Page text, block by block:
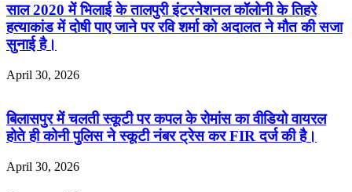
साल 2020 में भिलाई के तालपुरी इंटरनेशनल कॉलोनी के तिहरे
हत्याकांड में दोषी पाए जाने पर रवि शर्मा को अदालत ने मौत की सजा
सुनाई है।
April 30, 2026
बिलासपुर में चलती स्कूटी पर कपल के रोमांस का वीडियो वायरल
होते ही कोनी पुलिस ने स्कूटी नंबर ट्रेस कर FIR दर्ज की है।
April 30, 2026